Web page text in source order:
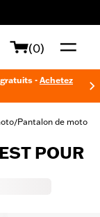
(0)
- Achetez
/Pantalon de moto
POUR